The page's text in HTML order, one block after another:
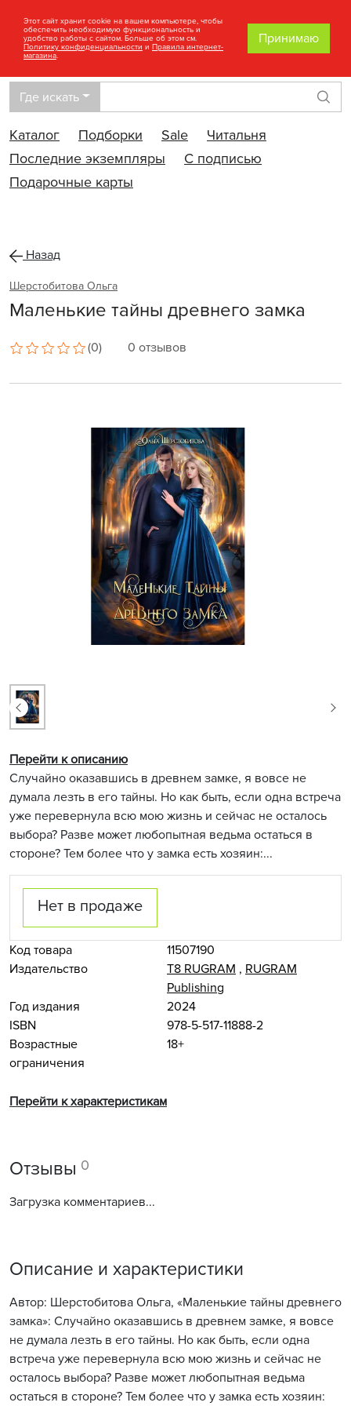
Где искать
Каталог
Подборки Sale
Читальня
Последние экземпляры
С подписью
Подарочные карты
Назад
Шерстобитова Ольга
Маленькие тайны древнего замка
(0) 0 отзывов
Случайно оказавшись в древнем замке, я вовсе не
думала лезть в его тайны. Но как быть, если одна встреча
уже перевернула всю мою жизнь и сейчас не осталось
выбора? Разве может любопытная ведьма остаться в
стороне? Тем более что у замка есть хозяин:...
Перейти к описанию
Нет в продаже
Код товара
11507190
Издательство
Т8 RUGRAM , RUGRAM
Publishing
Год издания
2024
ISBN
978-5-517-11888-2
Возрастные
ограничения
18+
Перейти к характеристикам
Отзывы 0
Загрузка комментариев...
Описание и характеристики
Автор: Шерстобитова Ольга, «Маленькие тайны древнего
замка»: Случайно оказавшись в древнем замке, я вовсе
не думала лезть в его тайны. Но как быть, если одна
встреча уже перевернула всю мою жизнь и сейчас не
осталось выбора? Разве может любопытная ведьма
остаться в стороне? Тем более что у замка есть хозяин:
Этот сайт хранит cookie на вашем компьютере, чтобы
обеспечить необходимую функциональность и
удобство работы с сайтом. Больше об этом см.
Политику конфиденциальности и Правила интернет-
магазина.
Принимаю